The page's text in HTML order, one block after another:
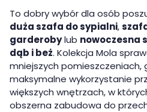
To dobry wybór dla osób
duża szafa do sypialni,
garderobylub nowoczesna
dąb i beż. Kolekcja Mola
mniejszych pomieszczeniach,
maksymalne wykorzystanie
większych wnętrzach, w
obszerna zabudowa do